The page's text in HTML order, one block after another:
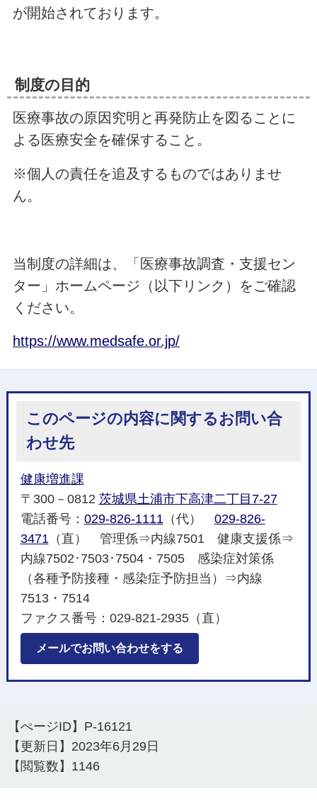
が開始されております。
制度の目的
医療事故の原因究明と再発防止を図ることに
よる医療安全を確保すること。
※個人の責任を追及するものではありませ
ん。
当制度の詳細は、「医療事故調査・支援セン
ター」ホームページ（以下リンク）をご確認
ください。
https://www.medsafe.or.jp/
このページの内容に関するお問い合
わせ先
健康増進課
〒300－0812 茨城県土浦市下高津二丁目7-27
電話番号： 029-826-1111 （代） 029-826-
3471 （直） 管理係⇒内線7501 健康支援係⇒
内線7502･7503･7504・7505 感染症対策係
（各種予防接種・感染症予防担当）⇒内線
7513・7514
ファクス番号：029-821-2935（直）
メールでお問い合わせをする
【ぺージID】 P-16121
【更新日】 2023年6月29日
【閲覧数】 1146